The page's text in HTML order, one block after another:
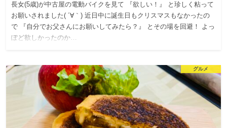
長女(5歳)が中古屋の電動バイクを見て 『欲しい！』 と珍しく粘って
お願いされました( ´∀｀) 近日中に誕生日もクリスマスもなかったの
で 『自分でお父さんにお願いしてみたら？』 とその場を回避！ よっ
ぽど欲しかったのか…
グルメ